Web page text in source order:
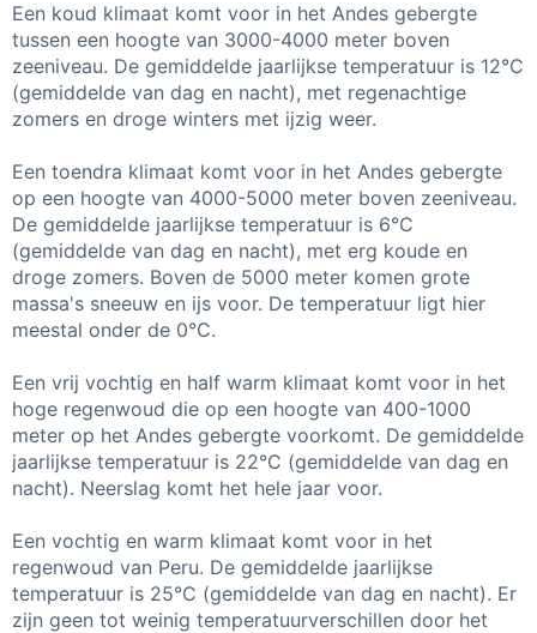
Een koud klimaat komt voor in het Andes gebergte
tussen een hoogte van 3000-4000 meter boven
zeeniveau. De gemiddelde jaarlijkse temperatuur is 12°C
(gemiddelde van dag en nacht), met regenachtige
zomers en droge winters met ijzig weer.
Een toendra klimaat komt voor in het Andes gebergte
op een hoogte van 4000-5000 meter boven zeeniveau.
De gemiddelde jaarlijkse temperatuur is 6°C
(gemiddelde van dag en nacht), met erg koude en
droge zomers. Boven de 5000 meter komen grote
massa's sneeuw en ijs voor. De temperatuur ligt hier
meestal onder de 0°C.
Een vrij vochtig en half warm klimaat komt voor in het
hoge regenwoud die op een hoogte van 400-1000
meter op het Andes gebergte voorkomt. De gemiddelde
jaarlijkse temperatuur is 22°C (gemiddelde van dag en
nacht). Neerslag komt het hele jaar voor.
Een vochtig en warm klimaat komt voor in het
regenwoud van Peru. De gemiddelde jaarlijkse
temperatuur is 25°C (gemiddelde van dag en nacht). Er
zijn geen tot weinig temperatuurverschillen door het